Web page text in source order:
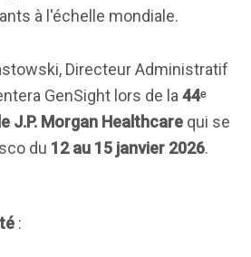
à l'échelle mondiale.
Directeur Administratif
GenSight lors de la 44ᵉ
J.P. Morgan Healthcare qui se
du 12 au 15 janvier 2026.
: